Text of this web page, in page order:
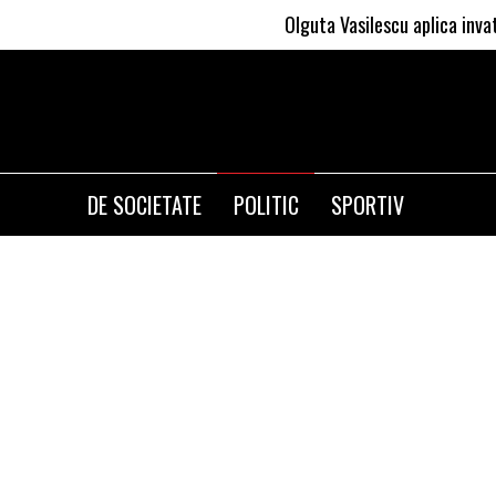
Olguta Vasilescu aplica invataturile
DE SOCIETATE POLITIC SPORTIV